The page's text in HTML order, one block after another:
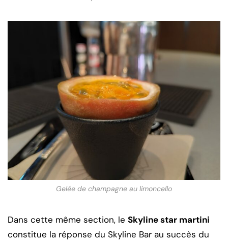
Gelée de champagne au limoncello
Dans cette même section, le Skyline star martini
constitue la réponse du Skyline Bar au succès du